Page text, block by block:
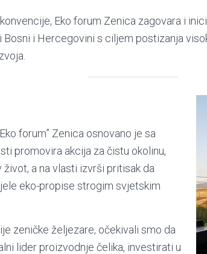
Eko forum Zenica zagovara i
Bosni i Hercegovini s ciljem postizanja
forum” Zenica osnovano je sa
promovira akcija za čistu okolinu,
a na vlasti izvrši pritisak da
eko-propise strogim svjetskim
zeničke željezare, očekivali smo da
lider proizvodnje čelika, investirati u